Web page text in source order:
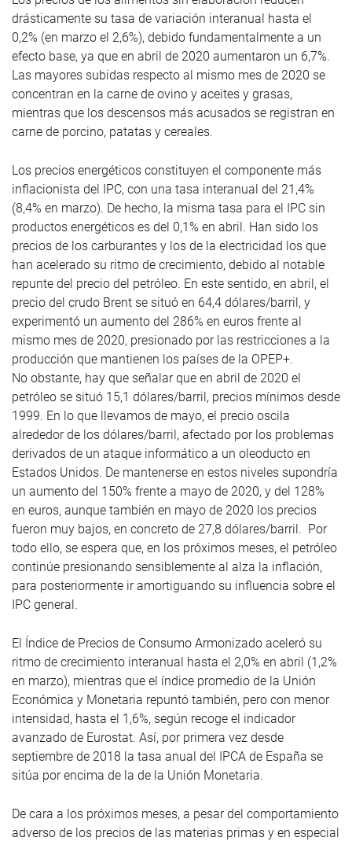
drásticamente su tasa de variación interanual hasta el
0,2% (en marzo el 2,6%), debido fundamentalmente a un
efecto base, ya que en abril de 2020 aumentaron un 6,7%.
Las mayores subidas respecto al mismo mes de 2020 se
concentran en la carne de ovino y aceites y grasas,
mientras que los descensos más acusados se registran en
carne de porcino, patatas y cereales.
Los precios energéticos constituyen el componente más
inflacionista del IPC, con una tasa interanual del 21,4%
(8,4% en marzo). De hecho, la misma tasa para el IPC sin
productos energéticos es del 0,1% en abril. Han sido los
precios de los carburantes y los de la electricidad los que
han acelerado su ritmo de crecimiento, debido al notable
repunte del precio del petróleo. En este sentido, en abril, el
precio del crudo Brent se situó en 64,4 dólares/barril, y
experimentó un aumento del 286% en euros frente al
mismo mes de 2020, presionado por las restricciones a la
producción que mantienen los países de la OPEP+.
No obstante, hay que señalar que en abril de 2020 el
petróleo se situó 15,1 dólares/barril, precios mínimos desde
1999. En lo que llevamos de mayo, el precio oscila
alrededor de los dólares/barril, afectado por los problemas
derivados de un ataque informático a un oleoducto en
Estados Unidos. De mantenerse en estos niveles supondría
un aumento del 150% frente a mayo de 2020, y del 128%
en euros, aunque también en mayo de 2020 los precios
fueron muy bajos, en concreto de 27,8 dólares/barril. Por
todo ello, se espera que, en los próximos meses, el petróleo
continúe presionando sensiblemente al alza la inflación,
para posteriormente ir amortiguando su influencia sobre el
IPC general.
El Índice de Precios de Consumo Armonizado aceleró su
ritmo de crecimiento interanual hasta el 2,0% en abril (1,2%
en marzo), mientras que el índice promedio de la Unión
Económica y Monetaria repuntó también, pero con menor
intensidad, hasta el 1,6%, según recoge el indicador
avanzado de Eurostat. Así, por primera vez desde
septiembre de 2018 la tasa anual del IPCA de España se
sitúa por encima de la de la Unión Monetaria.
De cara a los próximos meses, a pesar del comportamiento
adverso de los precios de las materias primas y en especial